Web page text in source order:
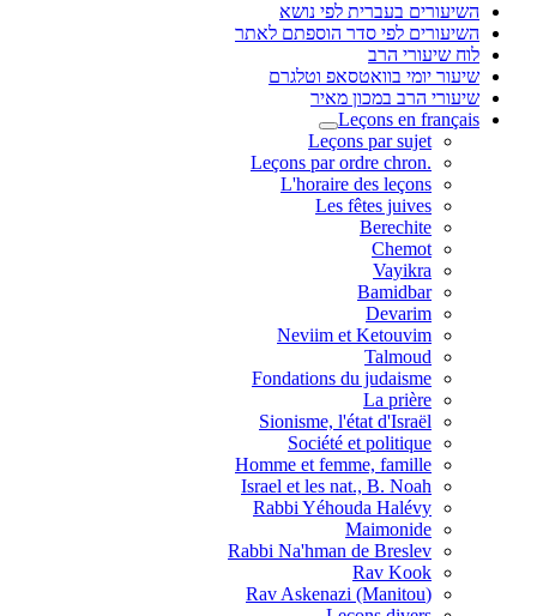
השיעורים בעברית לפי נושא
השיעורים לפי סדר הוספתם לאתר
לוח שיעורי הרב
שיעור יומי בוואטסאפ וטלגרם
שיעורי הרב במכון מאיר
Leçons en français
Leçons par sujet
.Leçons par ordre chron
L'horaire des leçons
Les fêtes juives
Berechite
Chemot
Vayikra
Bamidbar
Devarim
Neviim et Ketouvim
Talmoud
Fondations du judaisme
La prière
Sionisme, l'état d'Israël
Société et politique
Homme et femme, famille
Israel et les nat., B. Noah
Rabbi Yéhouda Halévy
Maimonide
Rabbi Na'hman de Breslev
Rav Kook
(Rav Askenazi (Manitou